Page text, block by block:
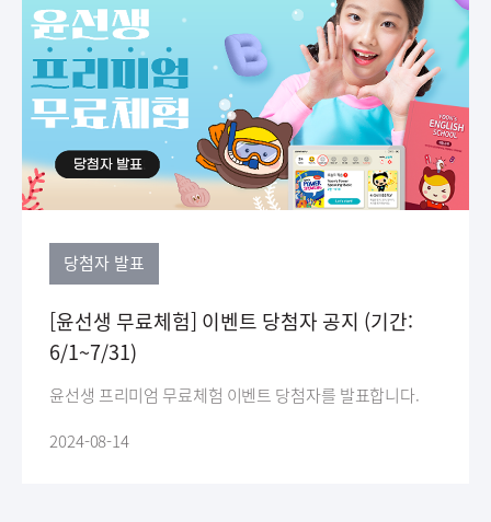
당첨자 발표
[윤선생 무료체험] 이벤트 당첨자 공지 (기간:
6/1~7/31)
윤선생 프리미엄 무료체험 이벤트 당첨자를 발표합니다.
2024-08-14